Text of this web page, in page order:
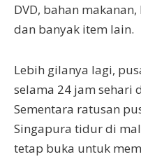
DVD, bahan
dan banyak item lain.
Lebih gilanya lagi,
selama 24 jam sehari
Sementara ratusan
Singapura tidur di
tetap buka untuk